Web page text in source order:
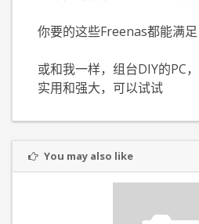
你要的这些Freenas都能满
或和我一样，组台DIY的PC
实用和强大，可以试试
You may also like